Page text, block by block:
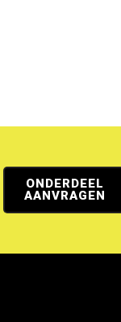
ONDERDEEL
AANVRAGEN